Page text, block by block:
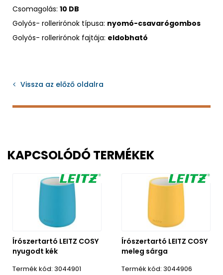
Csomagolás: 10 DB
Golyós- rollerirónok típusa: nyomó-csavarógombos
Golyós- rollerirónok fajtája: eldobható
Vissza az előző oldalra
KAPCSOLÓDÓ TERMÉKEK
Írószertartó LEITZ COSY
nyugodt kék
3044901
Írószertartó LEITZ COSY
meleg sárga
3044906